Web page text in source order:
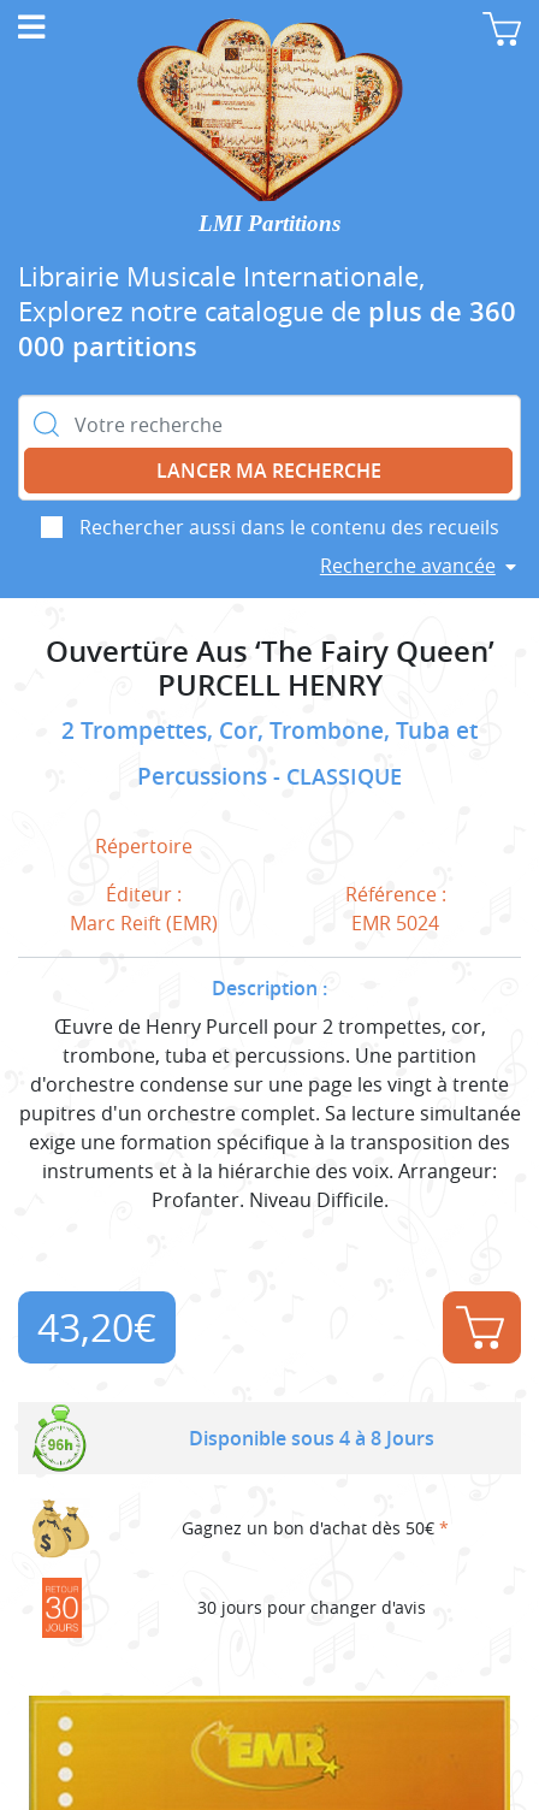
LMI Partitions
Librairie Musicale Internationale,
Explorez notre catalogue de plus de 360
000 partitions
Rechercher :
Rechercher aussi dans le contenu des recueils
Recherche avancée
Ouvertüre Aus ‘The Fairy Queen’
PURCELL HENRY
2 Trompettes, Cor, Trombone, Tuba et
Percussions
CLASSIQUE
Répertoire
Éditeur :
Marc Reift (EMR)
Référence :
EMR 5024
Description :
Œuvre de Henry Purcell pour 2 trompettes, cor,
trombone, tuba et percussions. Une partition
d'orchestre condense sur une page les vingt à trente
pupitres d'un orchestre complet. Sa lecture simultanée
exige une formation spécifique à la transposition des
instruments et à la hiérarchie des voix. Arrangeur:
Profanter. Niveau Difficile.
43,20€
Disponible sous 4 à 8 Jours
Gagnez un bon d'achat dès 50€ *
30 jours pour changer d'avis